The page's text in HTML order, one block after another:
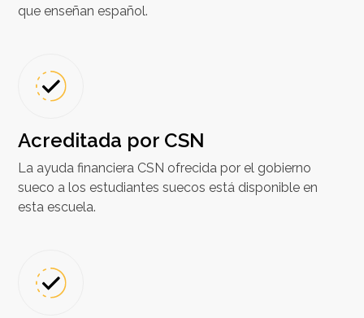
que enseñan español.
Acreditada por CSN
La ayuda financiera CSN ofrecida por el gobierno
sueco a los estudiantes suecos está disponible en
esta escuela.